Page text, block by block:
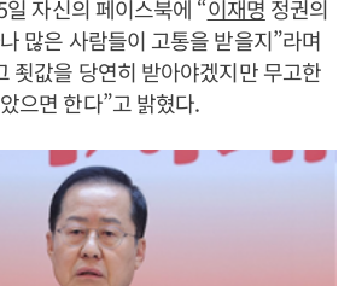
자신의 페이스북에 “이재명 정권의
많은 사람들이 고통을 받을지”라며
죗값을 당연히 받아야겠지만 무고한
으면 한다”고 밝혔다.